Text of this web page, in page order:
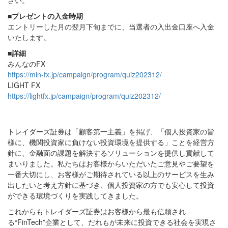
■プレゼントの入金時期
エントリーした月の翌月下旬までに、当選者の入出金口座へ入金
いたします。
■詳細
みんなのFX
https://min-fx.jp/campaign/program/quiz202312/
LIGHT FX
https://lightfx.jp/campaign/program/quiz202312/
トレイダーズ証券は「顧客第一主義」を掲げ、「個人投資家の皆
様に、機関投資家に負けない投資環境を提供する」ことを経営方
針に、金融面の課題を解決するソリューションを提供し貢献して
まいりました。私たちはお客様からいただいたご意見やご要望を
一番大切にし、お客様がご期待されている以上のサービスを生み
出したいと考え方針に基づき、個人投資家の方でも安心して投資
ができる環境づくりを実践してきました。
これからもトレイダーズ証券はお客様から最も信頼され
る“FinTech”企業として、だれもが未来に投資できる社会を実現さ